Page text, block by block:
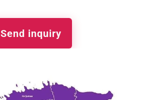
Send inquiry